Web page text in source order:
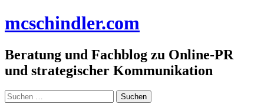
Inhalt
mcschindler.com
Beratung und Fachblog zu Online-PR
und strategischer Kommunikation
Suchen
nach: